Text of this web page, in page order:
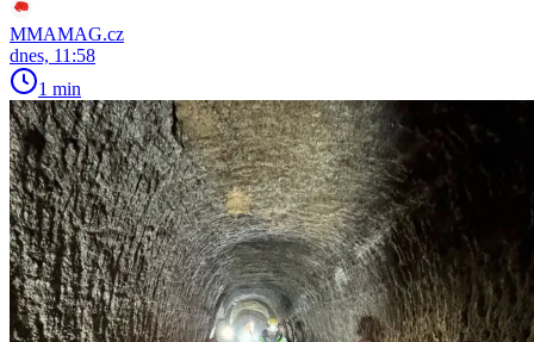
MMAMAG.cz
dnes, 11:58
1 min